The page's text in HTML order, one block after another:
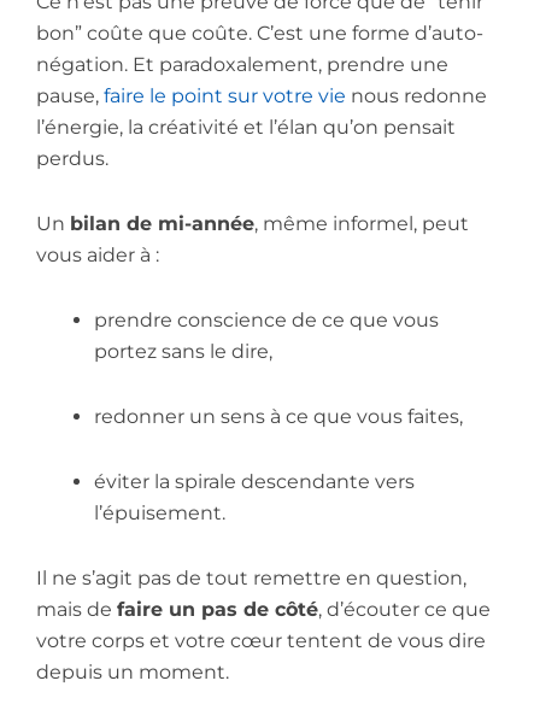
bon” coûte que coûte. C’est une forme d’auto-
négation. Et paradoxalement, prendre une
pause, faire le point sur votre vie nous redonne
l’énergie, la créativité et l’élan qu’on pensait
perdus.
Un bilan de mi-année, même informel, peut
vous aider à :
prendre conscience de ce que vous
portez sans le dire,
redonner un sens à ce que vous faites,
éviter la spirale descendante vers
l’épuisement.
Il ne s’agit pas de tout remettre en question,
mais de faire un pas de côté, d’écouter ce que
votre corps et votre cœur tentent de vous dire
depuis un moment.